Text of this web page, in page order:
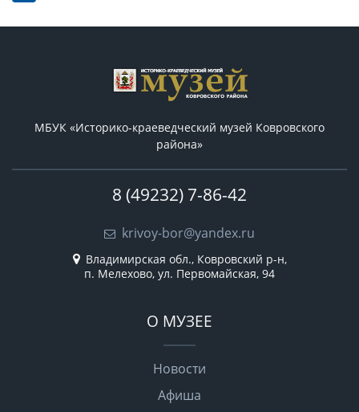
МБУК «Историко-краеведческий музей Ковровского
района»
8 (49232) 7-86-42
krivoy-bor@yandex.ru
Владимирская обл., Ковровский р-н,
п. Мелехово, ул. Первомайская, 94
О МУЗЕЕ
Новости
Афиша